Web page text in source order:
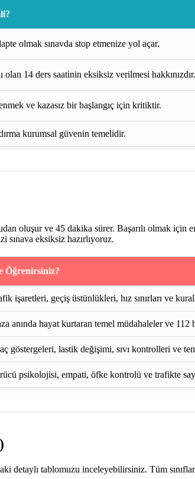
olmak sınavda stop etmenize yol açar.
olan 14 ders saatinin eksiksiz verilmesi hakkınızdır.
ve kazasız bir başlangıç için kritiktir.
kurumsal güvenin temelidir.
oluşur ve 45 dakika sürer. Başarılı olmak için
sınava eksiksiz hazırlıyoruz.
Öğrenirsiniz?
işaretleri, geçiş üstünlükleri, hız sınırları ve
anında hayat kurtaran temel müdahaleler ve 112
göstergeleri, lastik değişimi, sıvı kontrolleri ve
psikolojisi, empati, öfke kontrolü ve trafikte
detaylı tablomuzu inceleyebilirsiniz. Tüm